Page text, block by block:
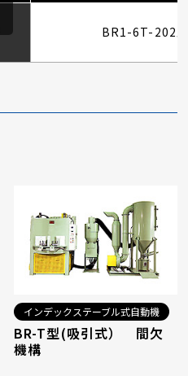
BR1-6T-202
インデックステーブル式自動機
BR-T型(吸引式） 間欠
機構